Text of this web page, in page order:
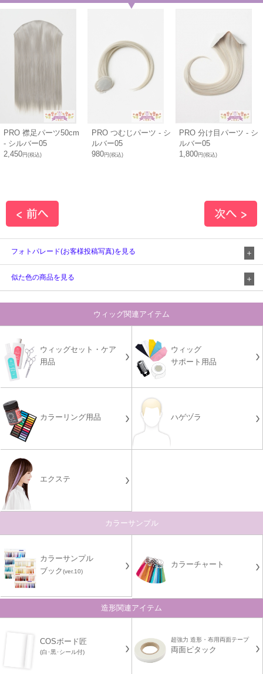
PRO 襟足パーツ50cm
- シルバー05
2,450円(税込)
PRO つむじパーツ - シ
ルバー05
980円(税込)
PRO 分け目パーツ - シ
ルバー05
1,800円(税込)
フォトパレード(お客様投稿写真)を見る
似た色の商品を見る
ウィッグ関連アイテム
ウィッグセット・ケア
用品
ウィッグ
サポート用品
カラーリング用品 ハゲヅラ
エクステ
カラーサンプル
カラーサンプル
ブック(ver.10)
カラーチャート
造形関連アイテム
COSボード匠
(白･黒･シール付)
超強力 造形・布用両面テープ
両面ピタック